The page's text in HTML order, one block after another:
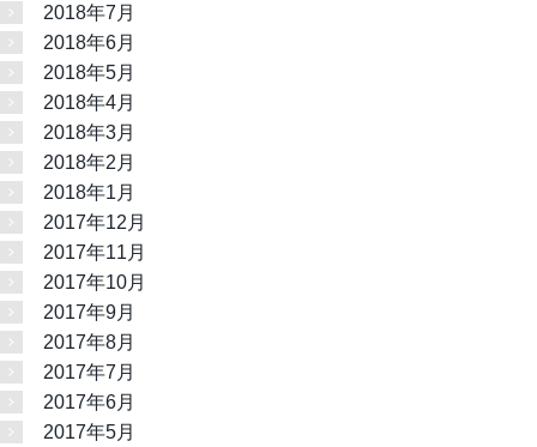
2018年7月
2018年6月
2018年5月
2018年4月
2018年3月
2018年2月
2018年1月
2017年12月
2017年11月
2017年10月
2017年9月
2017年8月
2017年7月
2017年6月
2017年5月